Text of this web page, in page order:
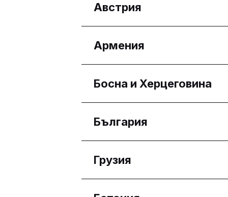
Австрия
Региони
Wien
Армения
Региони
Yerevan
Босна и Херцеговина
Региони
Federacija Bosne i
България
Региони
Бургас
Грузия